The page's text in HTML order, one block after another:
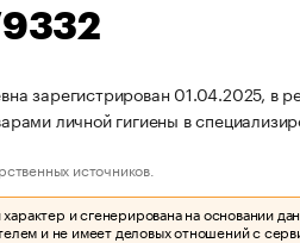
зарегистрирован 01.04.2025, в
личной гигиены в
источников.
и сгенерирована на основании
и не имеет деловых отношений с